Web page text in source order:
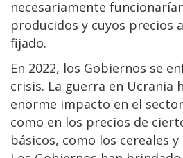
necesariamente
producidos y cuyos precios
fijado.
En 2022, los Gobiernos se
crisis. La guerra en Ucrania
enorme impacto en el
como en los precios de
básicos, como los cereales